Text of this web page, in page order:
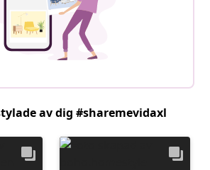
av dig #sharemevidaxl